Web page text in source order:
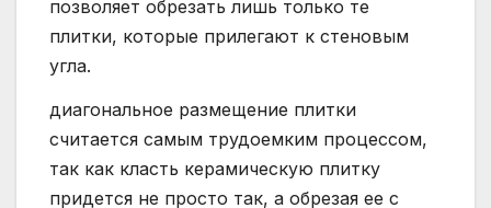
позволяет обрезать лишь только те
плитки, которые прилегают к стеновым
угла.
диагональное размещение плитки
считается самым трудоемким процессом,
так как класть керамическую плитку
придется не просто так, а обрезая ее с